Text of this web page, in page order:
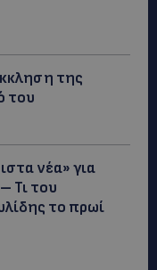
της
του
νέα» για
Τι του
το πρωί